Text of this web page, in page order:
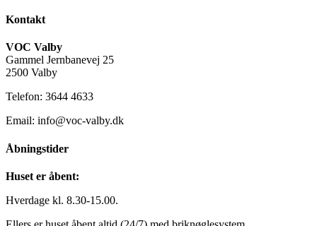
Kontakt
VOC Valby
Gammel Jernbanevej 25
2500 Valby
Telefon: 3644 4633
Email: info@voc-valby.dk
Åbningstider
Huset er åbent:
Hverdage kl. 8.30-15.00.